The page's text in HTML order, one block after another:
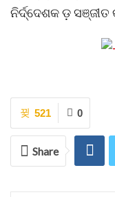
ନିର୍ଦ୍ଦେଶକ ଡ଼ ସଞ୍ଜୀତ
0
521
Share